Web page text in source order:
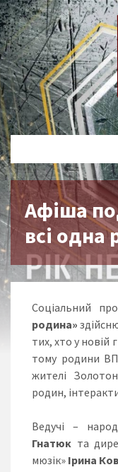
Афіша
всі одна
Соціальний
родина»
тих, хто у новій
тому родини
жителі
родин,
Ведучі –
Гнатюк та
мюзік» Ірина